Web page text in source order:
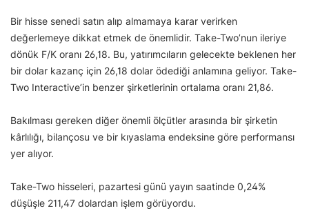
Bir hisse senedi satın alıp almamaya karar verirken
değerlemeye dikkat etmek de önemlidir. Take-Two’nun ileriye
dönük F/K oranı 26,18. Bu, yatırımcıların gelecekte beklenen her
bir dolar kazanç için 26,18 dolar ödediği anlamına geliyor. Take-
Two Interactive’in benzer şirketlerinin ortalama oranı 21,86.
Bakılması gereken diğer önemli ölçütler arasında bir şirketin
kârlılığı, bilançosu ve bir kıyaslama endeksine göre performansı
yer alıyor.
Take-Two hisseleri, pazartesi günü yayın saatinde 0,24%
düşüşle 211,47 dolardan işlem görüyordu.